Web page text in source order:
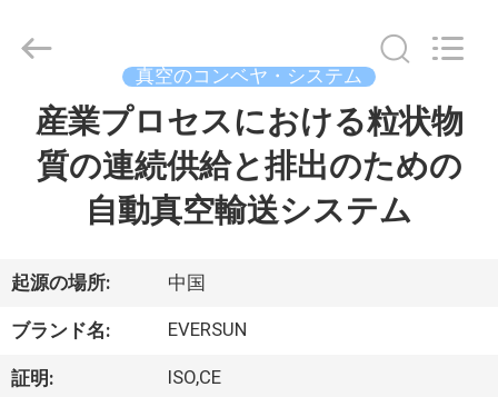
ダ
ク
ト
2020
Machinery
(Henan)
真空のコンベヤ・システム
産業プロセスにおける粒状物
質の連続供給と排出のための
自動真空輸送システム
起源の場所: 中国
ブランド名: EVERSUN
証明: ISO,CE